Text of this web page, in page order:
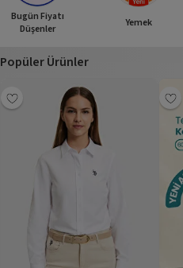
Bugün Fiyatı
Düşenler
Yemek
Popüler Ürünler